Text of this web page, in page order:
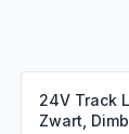
24V Track
Zwart,